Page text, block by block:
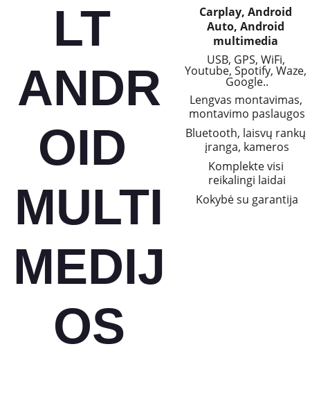
LT
ANDR
OID
MULTI
MEDIJ
OS
Carplay, Android
Auto, Android
multimedia
USB, GPS, WiFi,
Youtube, Spotify, Waze,
Google..
Lengvas montavimas,
montavimo paslaugos
Bluetooth, laisvų rankų
įranga, kameros
Komplekte visi
reikalingi laidai
Kokybė su garantija